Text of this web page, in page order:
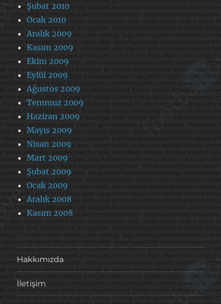
Şubat 2010
Ocak 2010
Aralık 2009
Kasım 2009
Ekim 2009
Eylül 2009
Ağustos 2009
Temmuz 2009
Haziran 2009
Mayıs 2009
Nisan 2009
Mart 2009
Şubat 2009
Ocak 2009
Aralık 2008
Kasım 2008
Hakkımızda
İletişim